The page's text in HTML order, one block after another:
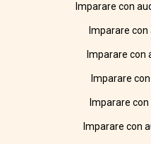
Imparare con
Imparare
Imparare con
Imparare
Imparare
Imparare con